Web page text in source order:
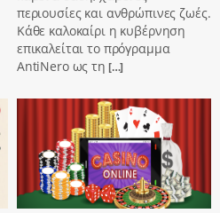
περιουσίες και ανθρώπινες ζωές.
Κάθε καλοκαίρι η κυβέρνηση
επικαλείται το πρόγραμμα
AntiNero ως τη […]